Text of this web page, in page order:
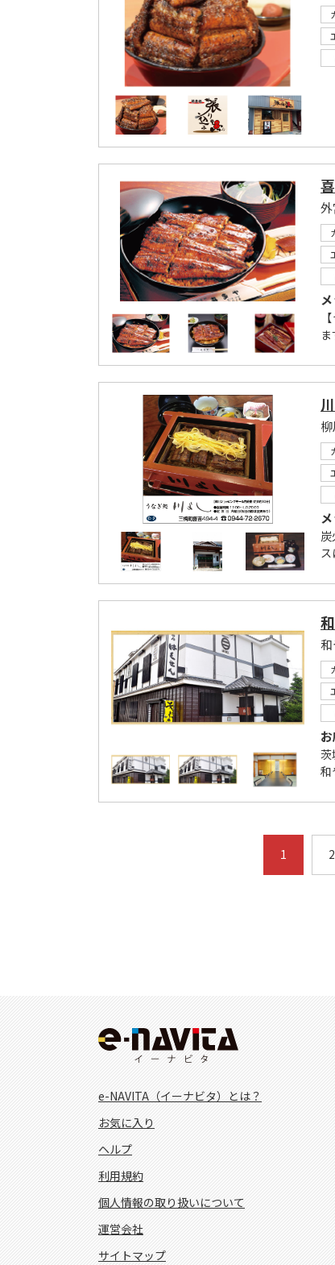
茨
和
1 2
e-NAVITA（イーナビタ）とは？
お気に入り
ヘルプ
利用規約
個人情報の取り扱いについて
運営会社
サイトマップ